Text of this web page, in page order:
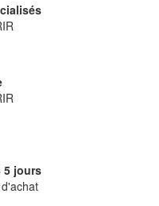
5 jours